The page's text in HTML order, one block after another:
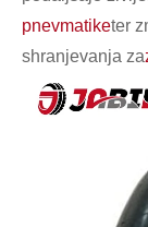
pnevmatiketer
shranjevanja za